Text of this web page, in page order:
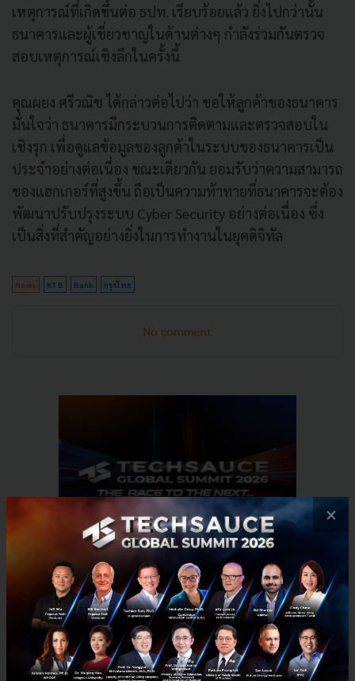
เหตุการณ์ที่เกิดขึ้นต่อ ธปท. เรียบร้อยแล้ว ยิ่งไปกว่านั้น
ธนาคารและผู้เชี่ยวชาญในด้านต่างๆ กำลังร่วมกันตรวจ
สอบเหตุการณ์เชิงลึกในครั้งนี้
คุณผยง ศรีวณิช ได้กล่าวต่อไปว่า ขอให้ลูกค้าของธนาคาร
มั่นใจว่า ธนาคารมีกระบวนการติดตามและตรวจสอบใน
เชิงรุก เพื่อดูแลข้อมูลของลูกค้าในระบบของธนาคารเป็น
ประจำอย่างต่อเนื่อง ขณะเดียวกัน ยอมรับว่าความสามารถ
ของแฮกเกอร์ที่สูงขึ้น ถือเป็นความท้าทายที่ธนาคารจะต้อง
พัฒนาปรับปรุงระบบ Cyber Security อย่างต่อเนื่อง ซึ่ง
เป็นสิ่งที่สำคัญอย่างยิ่งในการทำงานในยุคดิจิทัล
News KTB Bank กรุงไทย
No comment
RELATED ARTICLE
×